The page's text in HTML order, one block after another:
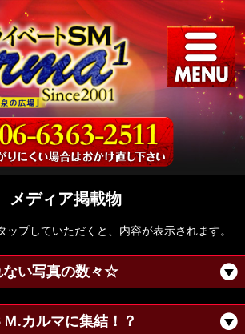
メディア掲載物
ップしていただくと、内容が表示されます。
ない写真の数々☆
.カルマに集結！？